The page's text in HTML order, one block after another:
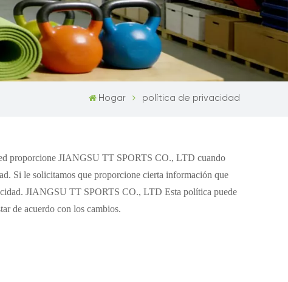
Português
Hogar política de privacidad
proporcioneJIANGSU TT SPORTS CO., LTD cuando
Si le solicitamos que proporcione cierta información que
JIANGSU TT SPORTS CO., LTD Esta política puede
de acuerdo con los cambios.